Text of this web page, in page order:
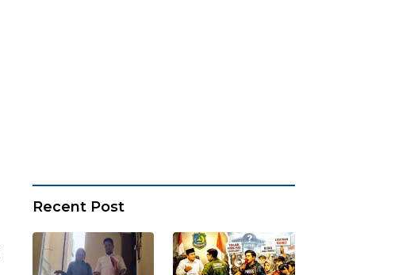
Recent Post